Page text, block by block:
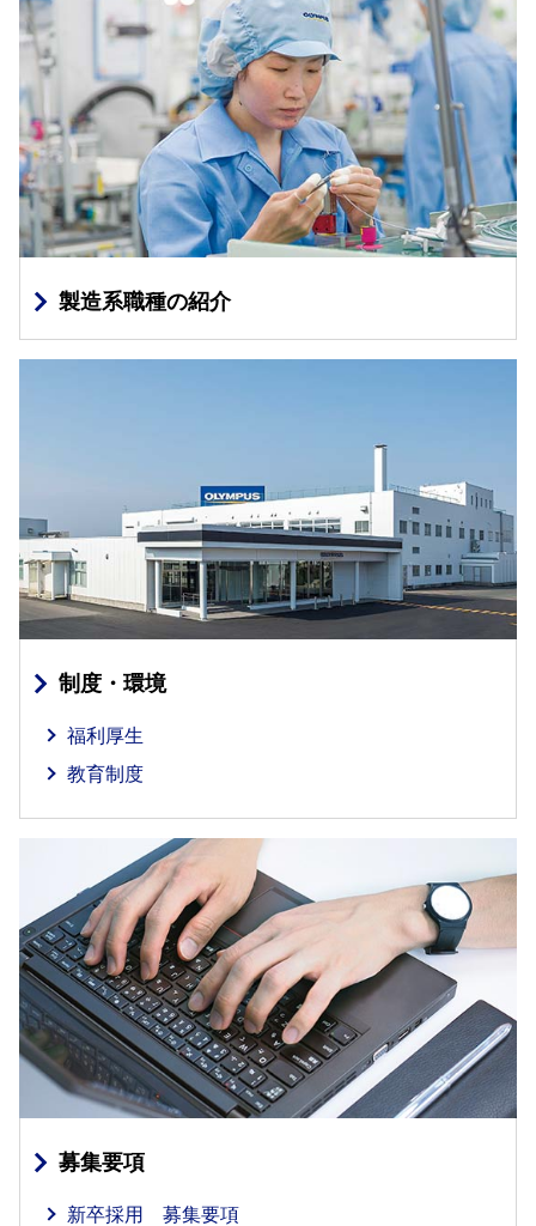
製造系職種の紹介
制度・環境
福利厚生
教育制度
募集要項
新卒採用 募集要項